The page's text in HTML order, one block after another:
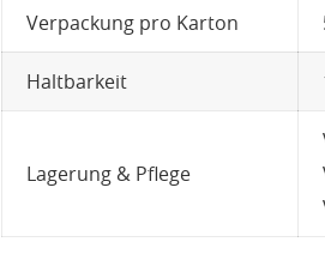
Verpackung pro Karton
Haltbarkeit
Lagerung & Pflege